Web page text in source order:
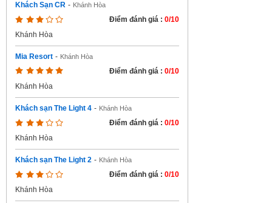
Khách Sạn CR - Khánh Hòa
Điểm đánh giá : 0/10
Khánh Hòa
Mia Resort - Khánh Hòa
Điểm đánh giá : 0/10
Khánh Hòa
Khách sạn The Light 4 - Khánh Hòa
Điểm đánh giá : 0/10
Khánh Hòa
Khách sạn The Light 2 - Khánh Hòa
Điểm đánh giá : 0/10
Khánh Hòa